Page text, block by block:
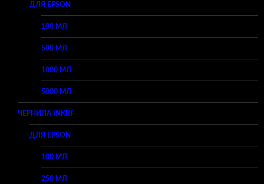
ДЛЯ EPSON
100 МЛ
500 МЛ
1000 МЛ
5000 МЛ
ЧЕРНИЛА INKRF
ДЛЯ EPSON
100 МЛ
250 МЛ